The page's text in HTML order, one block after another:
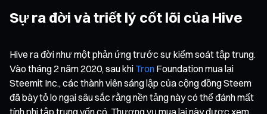
Sự ra đời và triết lý cốt lõi của Hive
Hive ra đời như một phản ứng trước sự kiểm soát tập trung.
Vào tháng 2 năm 2020, sau khi Tron Foundation mua lại
Steemit Inc., các thành viên sáng lập của cộng đồng Steem
đã bày tỏ lo ngại sâu sắc rằng nền tảng này có thể đánh mất
tính phi tập trung vốn có. Thương vụ mua lại này được xem